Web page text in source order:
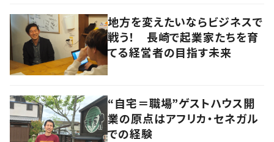
地方を変えたいならビジネスで
戦う！ 長崎で起業家たちを育
てる経営者の目指す未来
“自宅＝職場”ゲストハウス開
業の原点はアフリカ・セネガル
での経験